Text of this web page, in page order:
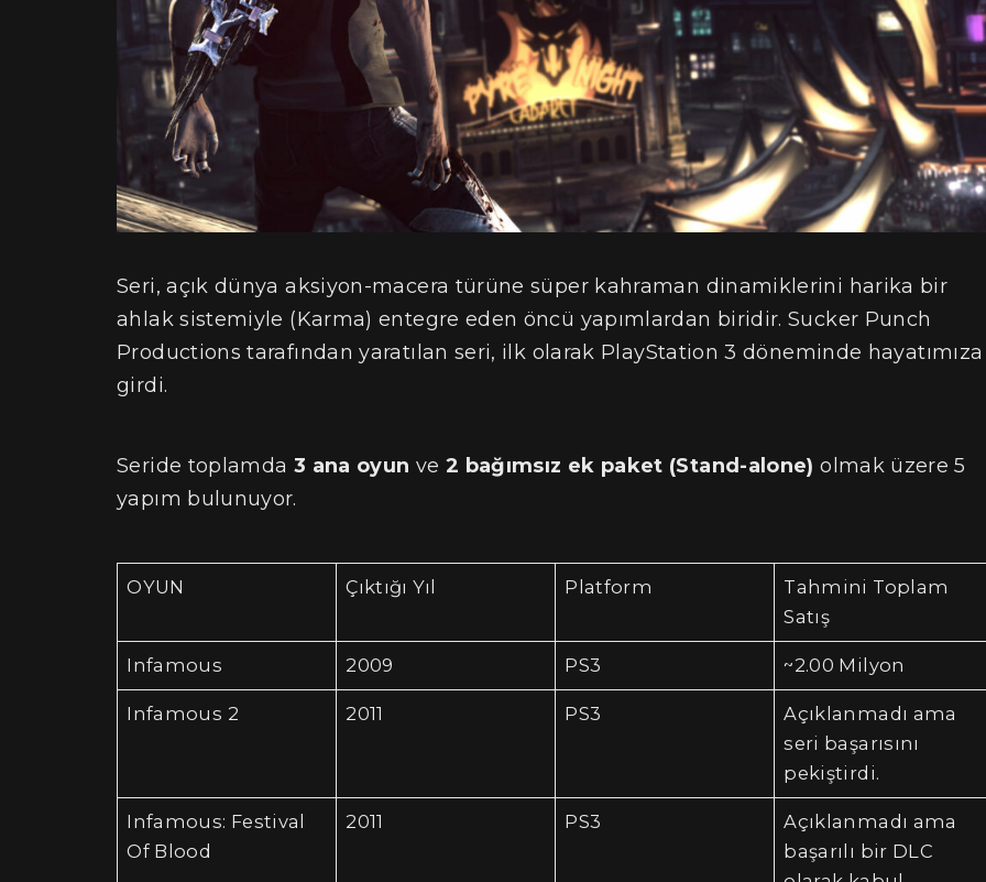
Seri, açık dünya aksiyon-macera türüne süper kahraman dinamiklerini harika bir
ahlak sistemiyle (Karma) entegre eden öncü yapımlardan biridir. Sucker Punch
Productions tarafından yaratılan seri, ilk olarak PlayStation 3 döneminde hayatımıza
girdi.
Seride toplamda 3 ana oyun ve 2 bağımsız ek paket (Stand-alone) olmak üzere 5
yapım bulunuyor.
OYUN Çıktığı Yıl Platform
Tahmini Toplam
Satış
Infamous 2009 PS3 ~2.00 Milyon
Infamous 2 2011 PS3
Açıklanmadı ama
seri başarısını
pekiştirdi.
Infamous: Festival
Of Blood
2011 PS3
Açıklanmadı ama
başarılı bir DLC